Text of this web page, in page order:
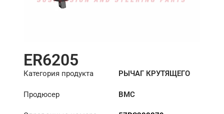
ER6205
Категория продукта
РЫЧАГ КРУТЯЩЕГО
Продюсер
BMC